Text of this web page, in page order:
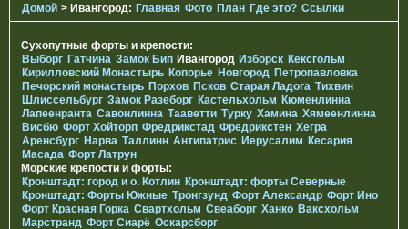
Домой > Ивангород: Главная Фото План Где это? Ссылки
Сухопутные форты и крепости:
Выборг Гатчина Замок Бип Ивангород Изборск Кексгольм
Кирилловский Монастырь Копорье Новгород Петропавловка
Печорcкий монастырь Порхов Псков Старая Ладога Тихвин
Шлиссельбург Замок Разеборг Кастельхольм Кюменлинна
Лапеенранта Савонлинна Тааветти Турку Хамина Хямеенлинна
Висбю Форт Хойторп Фредрикстад Фредрикстен Хегра
Аренсбург Нарва Таллинн Антипатрис Иерусалим Кесария
Масада Форт Латрун
Морские крепости и форты:
Кронштадт: город и о. Котлин Кронштадт: форты Северные
Кронштадт: Форты Южные Тронгзунд Форт Александр Форт Ино
Форт Красная Горка Свартхольм Свеаборг Ханко Ваксхольм
Марстранд Форт Сиарё Оскарсборг